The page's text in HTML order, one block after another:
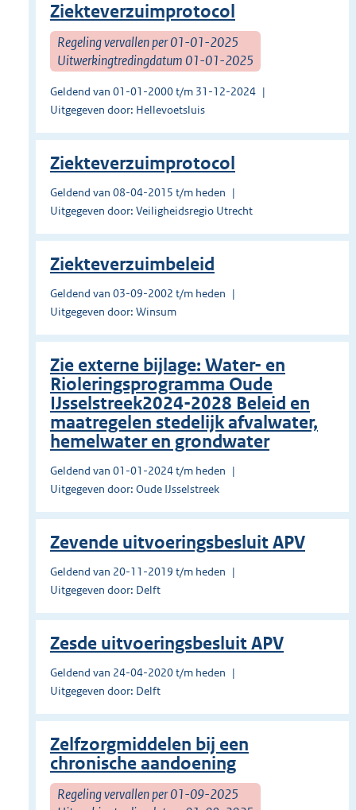
Ziekteverzuimprotocol
Regeling vervallen per 01-01-2025
Uitwerkingtredingdatum 01-01-2025
Geldend van 01-01-2000 t/m 31-12-2024
Uitgegeven door: Hellevoetsluis
Ziekteverzuimprotocol
Geldend van 08-04-2015 t/m heden
Uitgegeven door: Veiligheidsregio Utrecht
Ziekteverzuimbeleid
Geldend van 03-09-2002 t/m heden
Uitgegeven door: Winsum
Zie externe bijlage: Water- en
Rioleringsprogramma Oude
IJsselstreek2024-2028 Beleid en
maatregelen stedelijk afvalwater,
hemelwater en grondwater
Geldend van 01-01-2024 t/m heden
Uitgegeven door: Oude IJsselstreek
Zevende uitvoeringsbesluit APV
Geldend van 20-11-2019 t/m heden
Uitgegeven door: Delft
Zesde uitvoeringsbesluit APV
Geldend van 24-04-2020 t/m heden
Uitgegeven door: Delft
Zelfzorgmiddelen bij een
chronische aandoening
Regeling vervallen per 01-09-2025